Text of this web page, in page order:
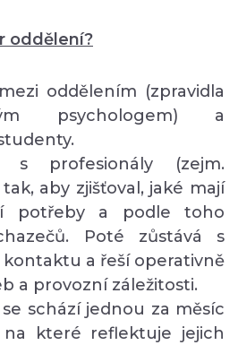
oddělení?
oddělením (zpravidla
psychologem) a
s profesionály (zejm.
aby zjišťoval, jaké mají
potřeby a podle toho
Poté zůstává s
a řeší operativně
a provozní záležitosti.
schází jednou za měsíc
na které reflektuje jejich